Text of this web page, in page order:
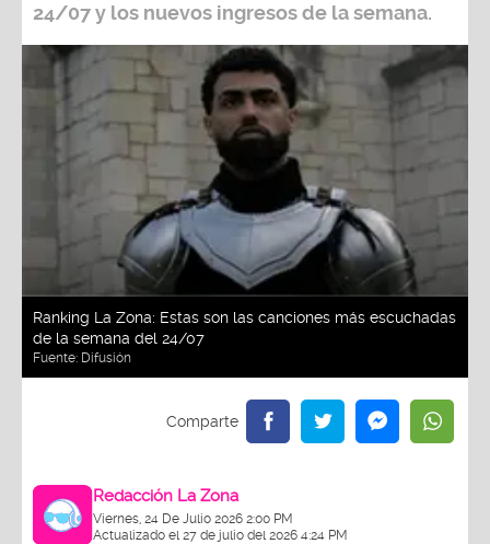
24/07y los nuevos ingresos de la semana.
Ranking La Zona: Estas son las canciones más escuchadas
de la semana del 24/07
Fuente: Difusión
Redacción La Zona
Viernes, 24 De Julio 2026 2:00 PM
Actualizado el 27 de julio del 2026 4:24 PM